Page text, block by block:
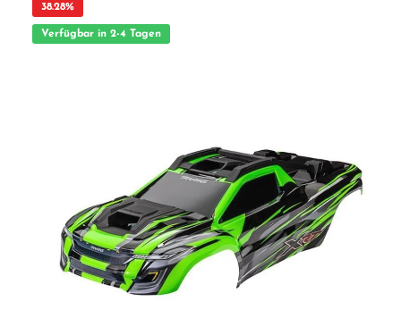
38.28%
Verfügbar in 2-4 Tagen